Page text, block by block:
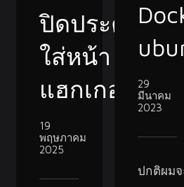
ปิดประตู
ใส่หน้า
แฮกเกอร์!
19
พฤษภาคม
2025
29
มีนาคม
2023
ปกติผมจ